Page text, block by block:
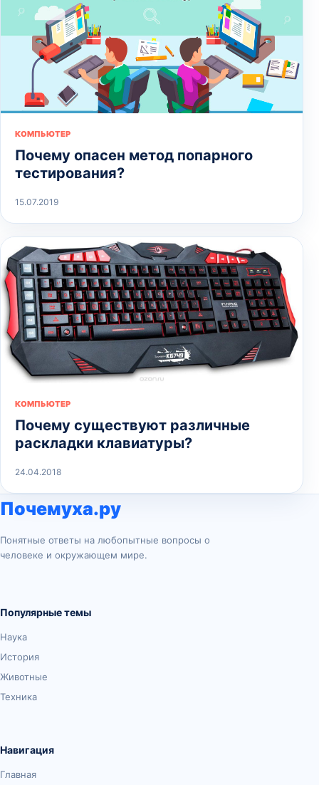
КОМПЬЮТЕР
Почему опасен метод попарного
тестирования?
15.07.2019
КОМПЬЮТЕР
Почему существуют различные
раскладки клавиатуры?
24.04.2018
Почемуха.ру
Понятные ответы на любопытные вопросы о
человеке и окружающем мире.
Популярные темы
Наука
История
Животные
Техника
Навигация
Главная